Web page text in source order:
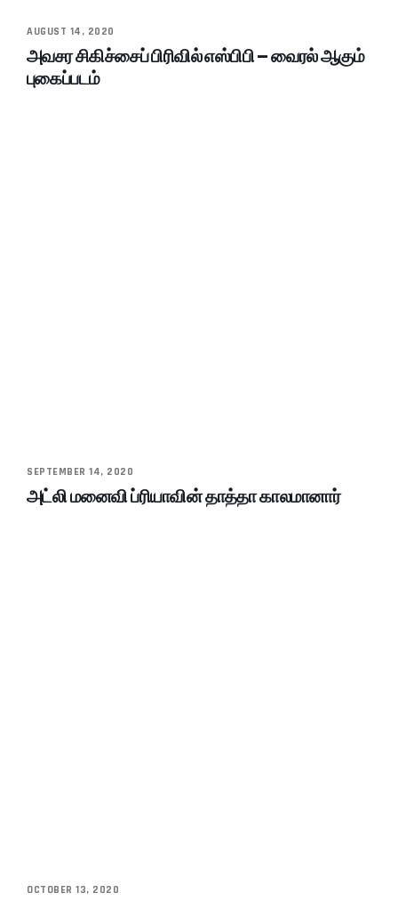
AUGUST 14, 2020
அவசர சிகிச்சைப் பிரிவில் எஸ்பிபி – வைரல் ஆகும்
புகைப்படம்
SEPTEMBER 14, 2020
அட்லி மனைவி ப்ரியாவின் தாத்தா காலமானார்
OCTOBER 13, 2020